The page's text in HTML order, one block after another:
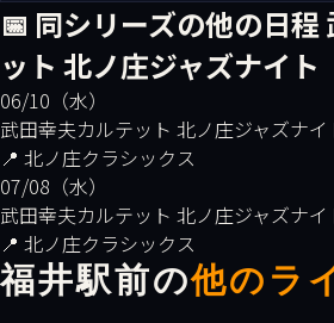
📅 同シリーズの他の日程
ット 北ノ庄ジャズナイト
06/10（水）
武田幸夫カルテット 北ノ庄ジャズナイ
📍 北ノ庄クラシックス
07/08（水）
武田幸夫カルテット 北ノ庄ジャズナイ
📍 北ノ庄クラシックス
福井駅前の他のラ